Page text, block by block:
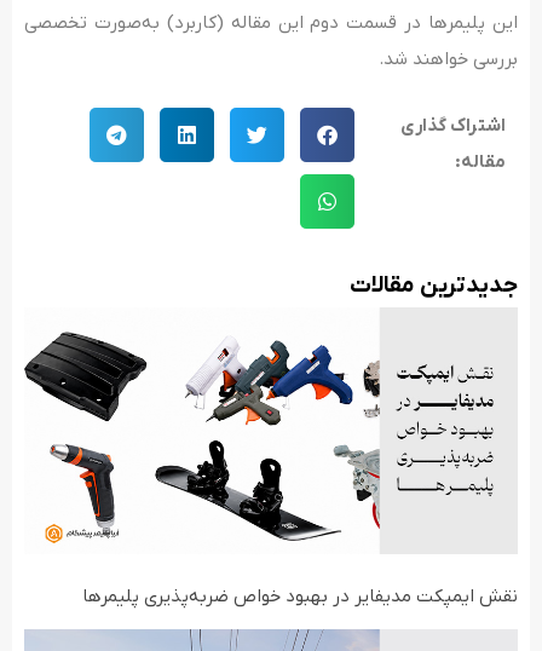
این پلیمرها در قسمت دوم این مقاله (کاربرد) به‌صورت تخصصی
بررسی خواهند شد.
اشتراک گذاری
مقاله:
جدید‌ترین مقالات
نقش ایمپکت مدیفایر در بهبود خواص ضربه‌پذیری پلیمرها